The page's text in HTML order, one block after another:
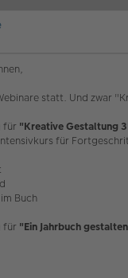
statt. Und zwar
für "Kreative Gestaltung
für
Buch
für "Ein Jahrbuch